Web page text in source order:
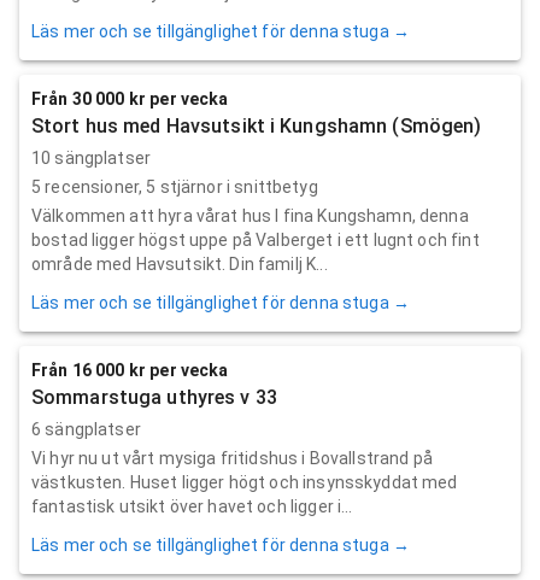
Läs mer och se tillgänglighet för denna stuga →
Från 30 000 kr per vecka
Stort hus med Havsutsikt i Kungshamn (Smögen)
10 sängplatser
5 recensioner, 5 stjärnor i snittbetyg
Välkommen att hyra vårat hus I fina Kungshamn, denna
bostad ligger högst uppe på Valberget i ett lugnt och fint
område med Havsutsikt. Din familj K...
Läs mer och se tillgänglighet för denna stuga →
Från 16 000 kr per vecka
Sommarstuga uthyres v 33
6 sängplatser
Vi hyr nu ut vårt mysiga fritidshus i Bovallstrand på
västkusten. Huset ligger högt och insynsskyddat med
fantastisk utsikt över havet och ligger i...
Läs mer och se tillgänglighet för denna stuga →